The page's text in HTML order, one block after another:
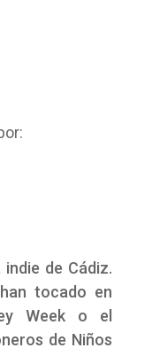
de Cádiz.
tocado en
Week o el
de Niños